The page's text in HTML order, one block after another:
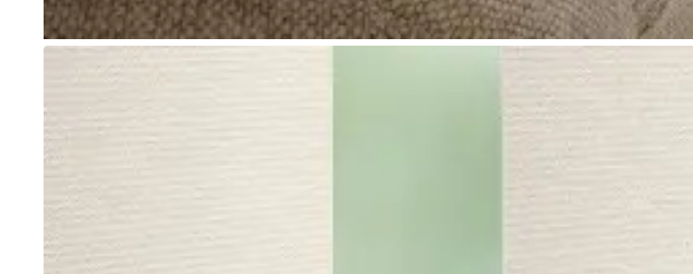
Go to item 1